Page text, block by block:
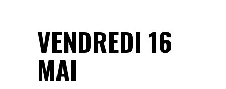
VENDREDI 16
MAI